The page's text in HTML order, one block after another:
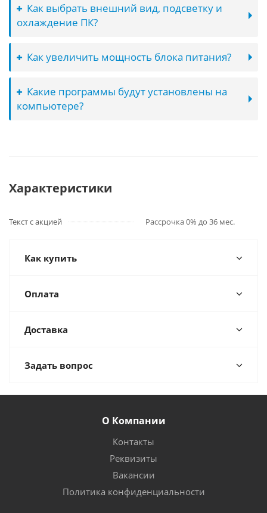
Как выбрать внешний вид, подсветку и
охлаждение ПК?
Как увеличить мощность блока питания?
Какие программы будут установлены на
компьютере?
Характеристики
Текст с акцией Рассрочка 0% до 36 мес.
Как купить
Оплата
Доставка
Задать вопрос
О Компании
Контакты
Реквизиты
Вакансии
Политика конфиденциальности